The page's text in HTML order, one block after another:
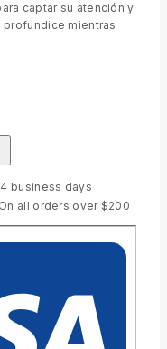
captar su atención y
mientras
business days
On all orders over $200